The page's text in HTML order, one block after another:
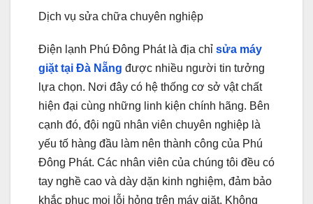
Dịch vụ sửa chữa chuyên nghiệp
Điện lạnh Phú Đông Phát là địa chỉ sửa máy
giặt tại Đà Nẵng được nhiều người tin tưởng
lựa chọn. Nơi đây có hệ thống cơ sở vật chất
hiện đại cùng những linh kiện chính hãng. Bên
cạnh đó, đội ngũ nhân viên chuyên nghiệp là
yếu tố hàng đầu làm nên thành công của Phú
Đông Phát. Các nhân viên của chúng tôi đều có
tay nghề cao và dày dặn kinh nghiệm, đảm bảo
khắc phục mọi lỗi hỏng trên máy giặt. Không